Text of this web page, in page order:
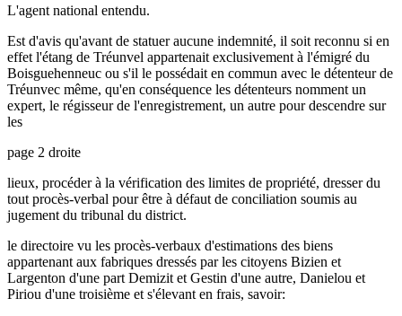
L'agent national entendu.
Est d'avis qu'avant de statuer aucune indemnité, il soit reconnu si en
effet l'étang de Tréunvel appartenait exclusivement à l'émigré du
Boisguehenneuc ou s'il le possédait en commun avec le détenteur de
Tréunvec même, qu'en conséquence les détenteurs nomment un
expert, le régisseur de l'enregistrement, un autre pour descendre sur
les
page 2 droite
lieux, procéder à la vérification des limites de propriété, dresser du
tout procès-verbal pour être à défaut de conciliation soumis au
jugement du tribunal du district.
le directoire vu les procès-verbaux d'estimations des biens
appartenant aux fabriques dressés par les citoyens Bizien et
Largenton d'une part Demizit et Gestin d'une autre, Danielou et
Piriou d'une troisième et s'élevant en frais, savoir: